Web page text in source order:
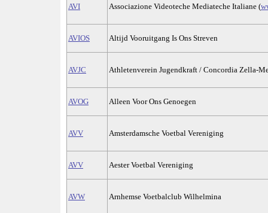
AVI Associazione Videoteche Mediateche Italiane (
AVIOS Altijd Vooruitgang Is Ons Streven
AVJC Athletenverein Jugendkraft / Concordia Zella-
AVOG Alleen Voor Ons Genoegen
AVV Amsterdamsche Voetbal Vereniging
AVV Aester Voetbal Vereniging
AVW Arnhemse Voetbalclub Wilhelmina